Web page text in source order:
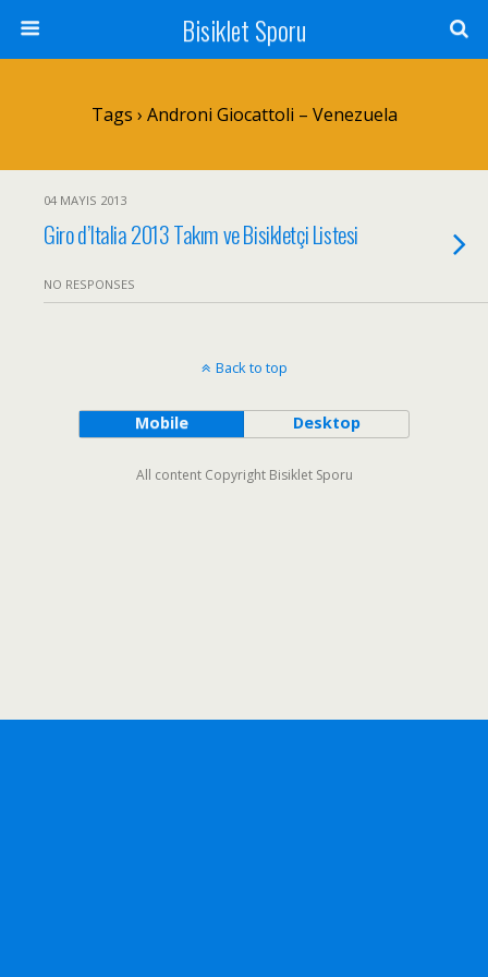
Bisiklet Sporu
Tags › Androni Giocattoli – Venezuela
04 MAYIS 2013
Giro d’Italia 2013 Takım ve Bisikletçi Listesi
NO RESPONSES
Back to top
Mobile Desktop
All content Copyright Bisiklet Sporu